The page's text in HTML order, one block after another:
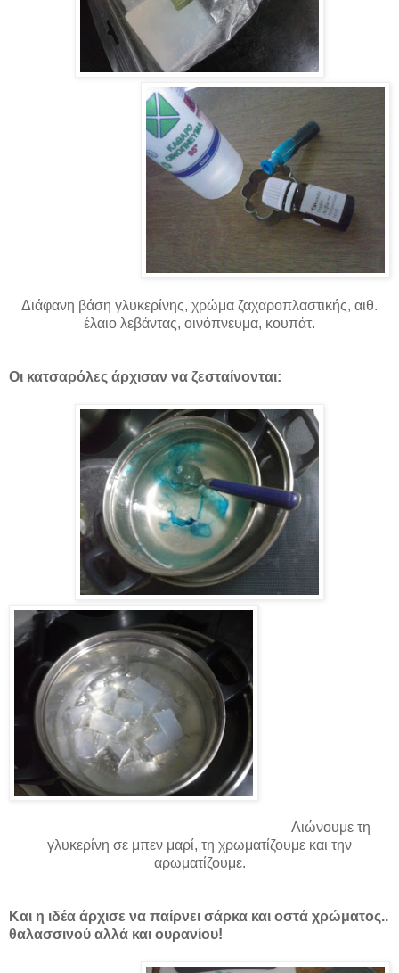
Διάφανη βάση γλυκερίνης, χρώμα ζαχαροπλαστικής, αιθ.
έλαιο λεβάντας, οινόπνευμα, κουπάτ.
Οι κατσαρόλες άρχισαν να ζεσταίνονται:
Λιώνουμε τη
γλυκερίνη σε μπεν μαρί, τη χρωματίζουμε και την
αρωματίζουμε.
Και η ιδέα άρχισε να παίρνει σάρκα και οστά χρώματος..
θαλασσινού αλλά και ουρανίου!